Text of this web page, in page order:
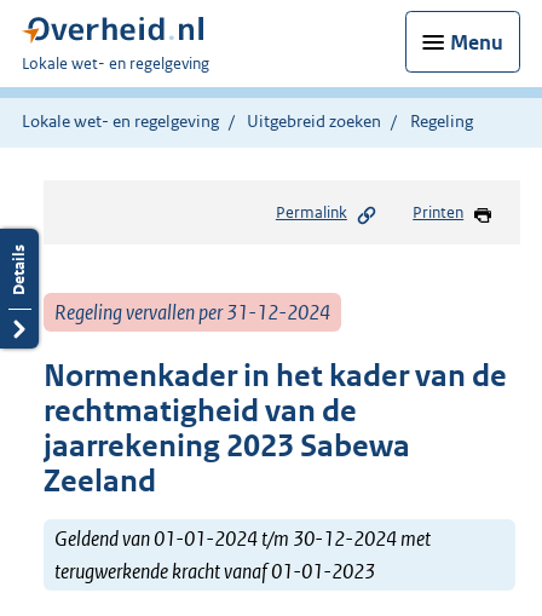
Menu
U
bent
hier:
Lokale wet- en regelgeving
Lokale wet- en regelgeving Uitgebreid zoeken Regeling
Permalink Printen
Regeling vervallen per 31-12-2024
Normenkader in het kader van de
rechtmatigheid van de
jaarrekening 2023 Sabewa
Zeeland
Geldend van 01-01-2024 t/m 30-12-2024 met
terugwerkende kracht vanaf 01-01-2023